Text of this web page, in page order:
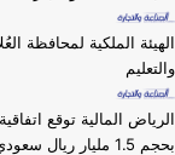
الهيئة الملكية لمحافظة
والتعليم
الرياض المالية توقع
بحجم 1.5 مليار ريال سعودي لتطوير مشروع متعدد الاستخدامات